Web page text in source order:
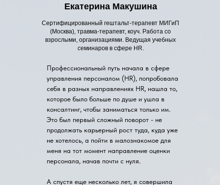
Екатерина Макушина
Сертифицированный гештальт-терапевт МИГиП
(Москва), травма-терапевт, коуч. Работа со
взрослыми, организациями. Ведущая учебных
семинаров в сфере HR.
Профессиональный путь начала в сфере
управления персоналом (HR), попробовала
себя в разных направлениях HR, нашла то,
которое было больше по душе и ушла в
консалтинг, чтобы заниматься только им.
Это был первый сложный поворот - не
продолжать карьерный рост туда, куда уже
не хотелось, а пойти в малознакомое для
меня на тот момент направление оценки
персонала, начав почти с нуля.
А спустя еще несколько лет, я совершила